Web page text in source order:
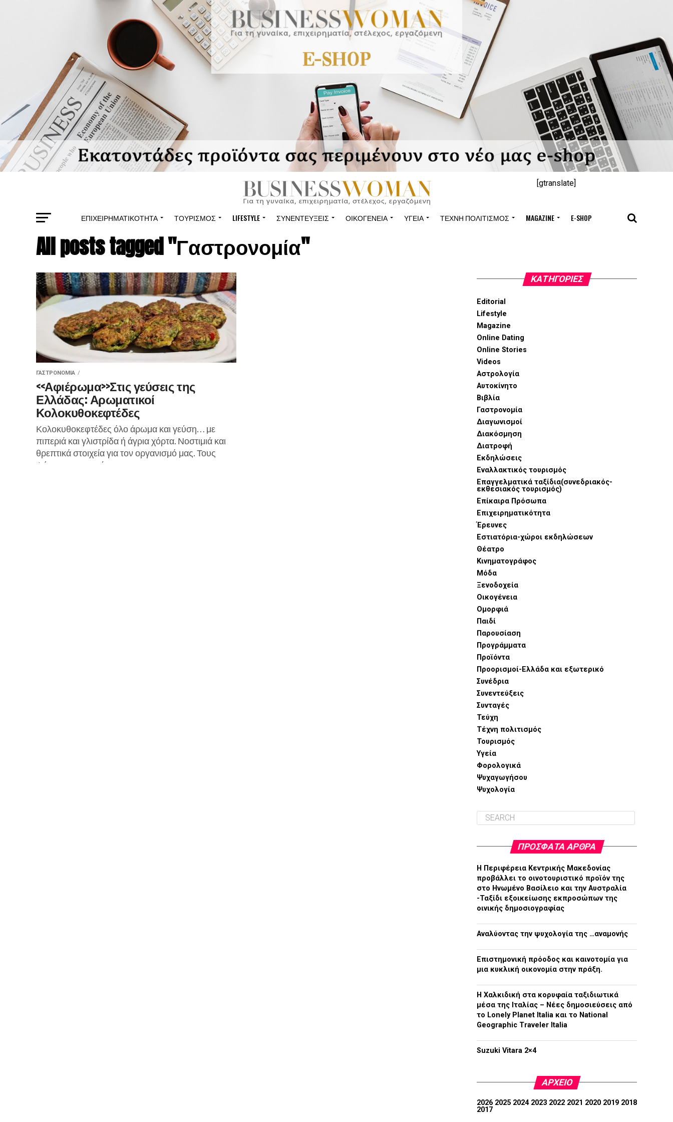
[gtranslate]
ΕΠΙΧΕΙΡΗΜΑΤΙΚΌΤΗΤΑ ΤΟΥΡΙΣΜΌΣ LIFESTYLE ΣΥΝΕΝΤΕΎΞΕΙΣ ΟΙΚΟΓΈΝΕΙΑ ΥΓΕΊΑ ΤΈΧΝΗ ΠΟΛΙΤΙΣΜΌΣ MAGAZINE E-SHOP
All posts tagged "Γαστρονομία"
ΓΑΣΤΡΟΝΟΜΊΑ
<<Αφιέρωμα>>Στις γεύσεις της
Ελλάδας: Αρωματικοί
Κολοκυθοκεφτέδες
Κολοκυθοκεφτέδες όλο άρωμα και γεύση… με
πιπεριά και γλιστρίδα ή άγρια χόρτα. Νοστιμιά και
θρεπτικά στοιχεία για τον οργανισμό μας. Τους
ψήνουμε στο φούρνο για να...
KΑΤΗΓΟΡΊΕΣ
Editorial
Lifestyle
Magazine
Online Dating
Online Stories
Videos
Αστρολογία
Αυτοκίνητο
Βιβλία
Γαστρονομία
Διαγωνισμοί
Διακόσμηση
Διατροφή
Εκδηλώσεις
Εναλλακτικός τουρισμός
Επαγγελματικά ταξίδια(συνεδριακός-
εκθεσιακός τουρισμός)
Επίκαιρα Πρόσωπα
Επιχειρηματικότητα
Έρευνες
Εστιατόρια-χώροι εκδηλώσεων
Θέατρο
Κινηματογράφος
Μόδα
Ξενοδοχεία
Οικογένεια
Ομορφιά
Παιδί
Παρουσίαση
Προγράμματα
Προϊόντα
Προορισμοί-Ελλάδα και εξωτερικό
Συνέδρια
Συνεντεύξεις
Συνταγές
Τεύχη
Τέχνη πολιτισμός
Τουρισμός
Υγεία
Φορολογικά
Ψυχαγωγήσου
Ψυχολογία
ΠΡΌΣΦΑΤΑ ΆΡΘΡΑ
H Περιφέρεια Κεντρικής Μακεδονίας
προβάλλει το οινοτουριστικό προϊόν της
στο Ηνωμένο Βασίλειο και την Αυστραλία
-Ταξίδι εξοικείωσης εκπροσώπων της
οινικής δημοσιογραφίας
Αναλύοντας την ψυχολογία της …αναμονής
Επιστημονική πρόοδος και καινοτομία για
μια κυκλική οικονομία στην πράξη.
Η Χαλκιδική στα κορυφαία ταξιδιωτικά
μέσα της Ιταλίας – Νέες δημοσιεύσεις από
το Lonely Planet Italia και το National
Geographic Traveler Italia
Suzuki Vitara 2×4
ΑΡΧΕΊΟ
2026 2025 2024 2023 2022 2021 2020 2019 2018
2017